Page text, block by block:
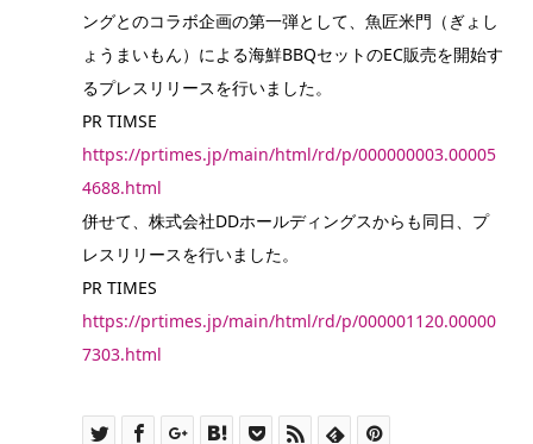
ングとのコラボ企画の第一弾として、魚匠米門（ぎょし
ょうまいもん）による海鮮BBQセットのEC販売を開始す
るプレスリリースを行いました。
PR TIMSE
https://prtimes.jp/main/html/rd/p/000000003.00005
4688.html
併せて、株式会社DDホールディングスからも同日、プ
レスリリースを行いました。
PR TIMES
https://prtimes.jp/main/html/rd/p/000001120.00000
7303.html